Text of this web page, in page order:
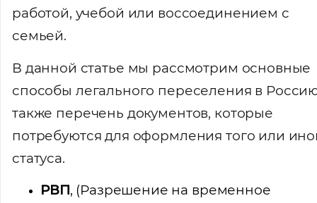
работой, учебой или воссоединением с
семьей.
В данной статье мы рассмотрим основные
способы легального переселения в
также перечень документов, которые
потребуются для оформления того или
статуса.
РВП, (Разрешение на временное